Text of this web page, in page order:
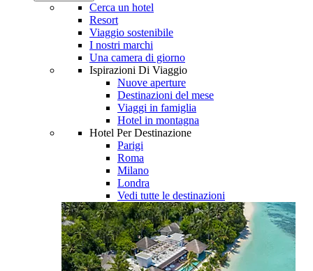
Cerca un hotel
Resort
Viaggio sostenibile
I nostri marchi
Una camera di giorno
Ispirazioni Di Viaggio
Nuove aperture
Destinazioni del mese
Viaggi in famiglia
Hotel in montagna
Hotel Per Destinazione
Parigi
Roma
Milano
Londra
Vedi tutte le destinazioni